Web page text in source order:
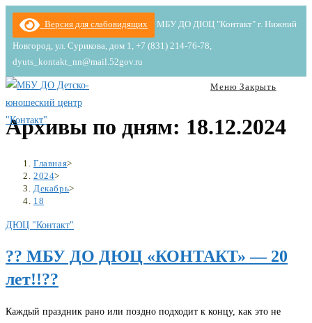
Версия для слабовидящих МБУ ДО ДЮЦ "Контакт" г. Нижний
Новгород, ул. Сурикова, дом 1, +7 (831) 214-76-78,
dyuts_kontakt_nn@mail.52gov.ru
Меню Закрыть
Архивы по дням: 18.12.2024
Главная>
2024>
Декабрь>
18
ДЮЦ "Контакт"
?? МБУ ДО ДЮЦ «КОНТАКТ» — 20
лет!!??
Каждый праздник рано или поздно подходит к концу, как это не